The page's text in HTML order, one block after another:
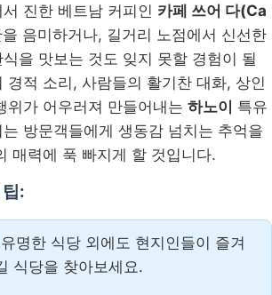
진한 베트남 커피인 카페 쓰어 다(Ca
음미하거나, 길거리 노점에서 신선한
을 맛보는 것도 잊지 못할 경험이 될
경적 소리, 사람들의 활기찬 대화, 상인
위가 어우러져 만들어내는 하노이
특유
방문객들에게 생동감 넘치는 추억을
매력에 푹 빠지게 할 것입니다.
:
유명한 식당 외에도 현지인들이 즐겨
식당을 찾아보세요.